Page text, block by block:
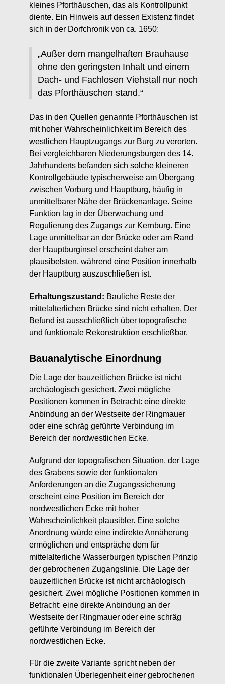
kleines Pforthäuschen, das als Kontrollpunkt
diente. Ein Hinweis auf dessen Existenz findet
sich in der Dorfchronik von ca. 1650:
„Außer dem mangelhaften Brauhause
ohne den geringsten Inhalt und einem
Dach- und Fachlosen Viehstall nur noch
das Pforthäuschen stand.“
Das in den Quellen genannte Pforthäuschen ist
mit hoher Wahrscheinlichkeit im Bereich des
westlichen Hauptzugangs zur Burg zu verorten.
Bei vergleichbaren Niederungsburgen des 14.
Jahrhunderts befanden sich solche kleineren
Kontrollgebäude typischerweise am Übergang
zwischen Vorburg und Hauptburg, häufig in
unmittelbarer Nähe der Brückenanlage. Seine
Funktion lag in der Überwachung und
Regulierung des Zugangs zur Kernburg. Eine
Lage unmittelbar an der Brücke oder am Rand
der Hauptburginsel erscheint daher am
plausibelsten, während eine Position innerhalb
der Hauptburg auszuschließen ist.
Erhaltungszustand: Bauliche Reste der
mittelalterlichen Brücke sind nicht erhalten. Der
Befund ist ausschließlich über topografische
und funktionale Rekonstruktion erschließbar.
Bauanalytische Einordnung
Die Lage der bauzeitlichen Brücke ist nicht
archäologisch gesichert. Zwei mögliche
Positionen kommen in Betracht: eine direkte
Anbindung an der Westseite der Ringmauer
oder eine schräg geführte Verbindung im
Bereich der nordwestlichen Ecke.
Aufgrund der topografischen Situation, der Lage
des Grabens sowie der funktionalen
Anforderungen an die Zugangssicherung
erscheint eine Position im Bereich der
nordwestlichen Ecke mit hoher
Wahrscheinlichkeit plausibler. Eine solche
Anordnung würde eine indirekte Annäherung
ermöglichen und entspräche dem für
mittelalterliche Wasserburgen typischen Prinzip
der gebrochenen Zugangslinie. Die Lage der
bauzeitlichen Brücke ist nicht archäologisch
gesichert. Zwei mögliche Positionen kommen in
Betracht: eine direkte Anbindung an der
Westseite der Ringmauer oder eine schräg
geführte Verbindung im Bereich der
nordwestlichen Ecke.
Für die zweite Variante spricht neben der
funktionalen Überlegenheit einer gebrochenen